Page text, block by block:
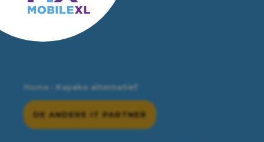
Home Kayako alternatief
DE ANDERE IT PARTNER